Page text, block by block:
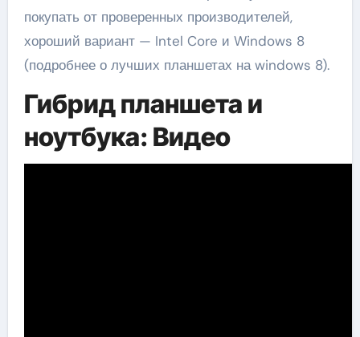
покупать от проверенных производителей,
хороший вариант — Intel Core и Windows 8
(подробнее о лучших планшетах на windows 8).
Гибрид планшета и
ноутбука: Видео